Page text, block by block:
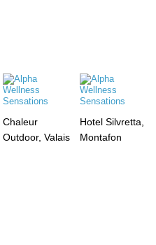
Chaleur
Outdoor, Valais
Hotel Silvretta,
Montafon